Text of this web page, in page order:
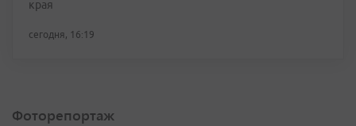
края
сегодня, 16:19
Фоторепортаж